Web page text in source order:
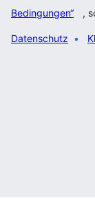
Bedingungen“
,
Datenschutz